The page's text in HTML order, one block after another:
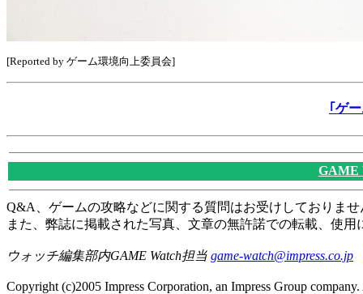
[Reported by ゲーム環境向上委員会]
｢ゲ
GAME
Q&A、ゲームの攻略などに関する質問はお受けしておりませ
また、弊誌に掲載された写真、文章の無許諾での転載、使
ウォッチ編集部内GAME Watch担当 game-watch@impress.co.jp
Copyright (c)2005 Impress Corporation, an Impress Group